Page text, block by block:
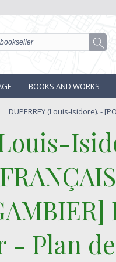
BOOKS AND WORKS
DUPERREY (Louis-Isidore). -
- Plan